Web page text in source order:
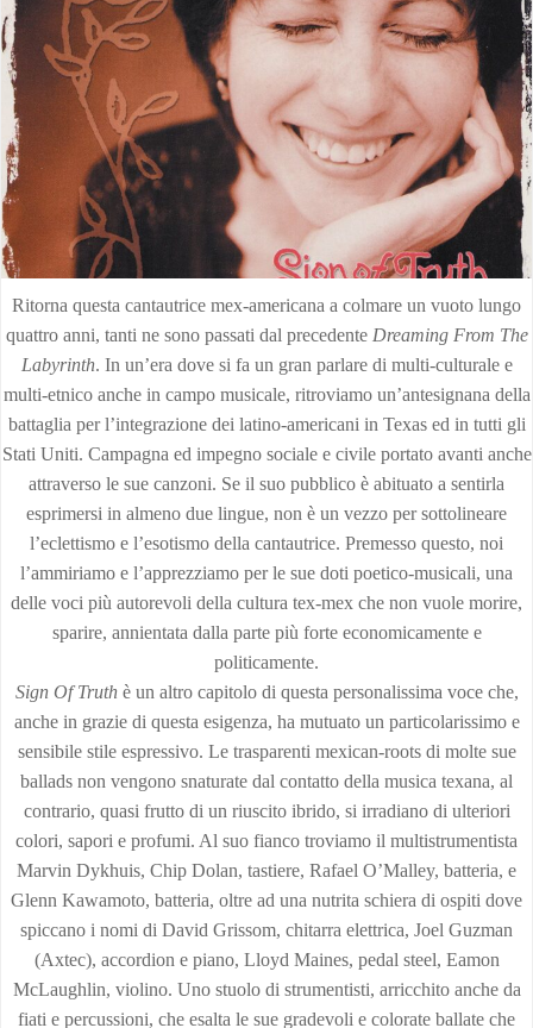
Ritorna questa cantautrice mex-americana a colmare un vuoto lungo
quattro anni, tanti ne sono passati dal precedente Dreaming From The
Labyrinth. In un’era dove si fa un gran parlare di multi-culturale e
multi-etnico anche in campo musicale, ritroviamo un’antesignana della
battaglia per l’integrazione dei latino-americani in Texas ed in tutti gli
Stati Uniti. Campagna ed impegno sociale e civile portato avanti anche
attraverso le sue canzoni. Se il suo pubblico è abituato a sentirla
esprimersi in almeno due lingue, non è un vezzo per sottolineare
l’eclettismo e l’esotismo della cantautrice. Premesso questo, noi
l’ammiriamo e l’apprezziamo per le sue doti poetico-musicali, una
delle voci più autorevoli della cultura tex-mex che non vuole morire,
sparire, annientata dalla parte più forte economicamente e
politicamente.
Sign Of Truthè un altro capitolo di questa personalissima voce che,
anche in grazie di questa esigenza, ha mutuato un particolarissimo e
sensibile stile espressivo. Le trasparenti mexican-roots di molte sue
ballads non vengono snaturate dal contatto della musica texana, al
contrario, quasi frutto di un riuscito ibrido, si irradiano di ulteriori
colori, sapori e profumi. Al suo fianco troviamo il multistrumentista
Marvin Dykhuis, Chip Dolan, tastiere, Rafael O’Malley, batteria, e
Glenn Kawamoto, batteria, oltre ad una nutrita schiera di ospiti dove
spiccano i nomi di David Grissom, chitarra elettrica, Joel Guzman
(Axtec), accordion e piano, Lloyd Maines, pedal steel, Eamon
McLaughlin, violino. Uno stuolo di strumentisti, arricchito anche da
fiati e percussioni, che esalta le sue gradevoli e colorate ballate che